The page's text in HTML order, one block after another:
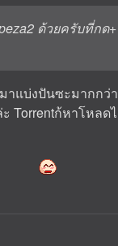
ด้วยครับที่กด
แบ่งปันซะมากกว่า
Torrentก้หาโหลด